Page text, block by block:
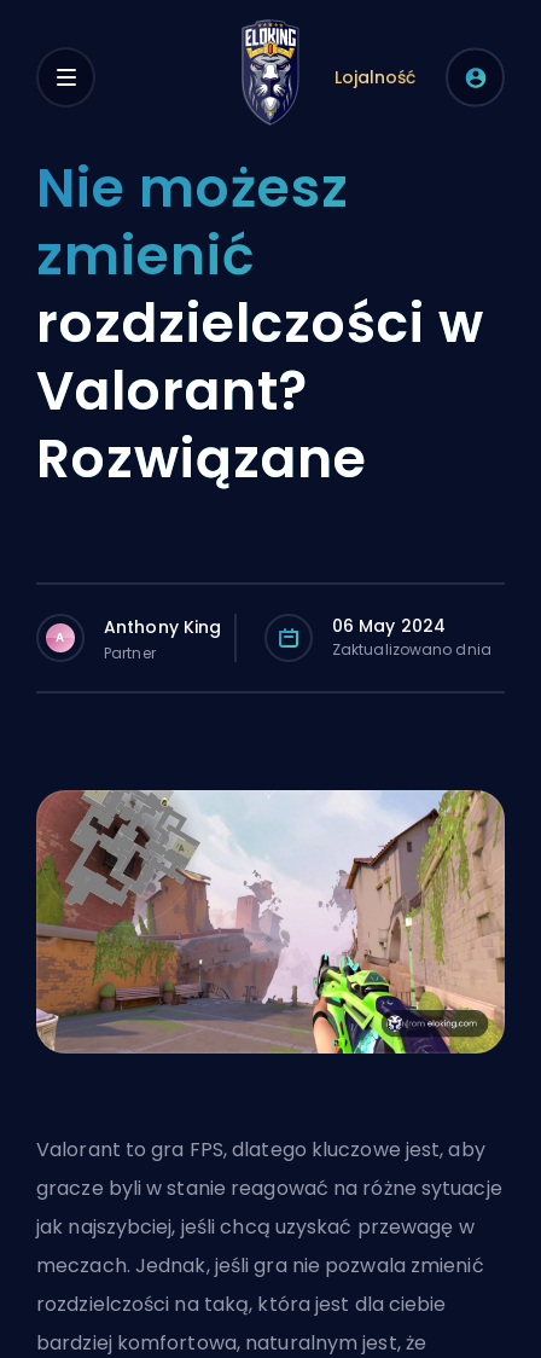
Lojalność
Nie możesz
zmienić
rozdzielczości w
Valorant?
Rozwiązane
A Anthony King
Partner
06 May 2024
Zaktualizowano dnia
Valorant to gra FPS, dlatego kluczowe jest, aby
gracze byli w stanie reagować na różne sytuacje
jak najszybciej, jeśli chcą uzyskać przewagę w
meczach. Jednak, jeśli gra nie pozwala zmienić
rozdzielczości na taką, która jest dla ciebie
bardziej komfortowa, naturalnym jest, że